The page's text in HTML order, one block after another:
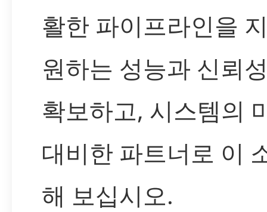
활한 파이프라인을
원하는 성능과 신뢰
확보하고, 시스템의
대비한 파트너로 이
해 보십시오.